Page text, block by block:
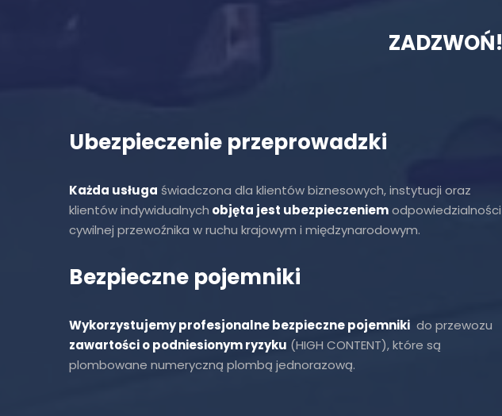
ZADZWOŃ!
Ubezpieczenie przeprowadzki
Każda usługa świadczona dla klientów biznesowych, instytucji oraz
klientów indywidualnych objęta jest ubezpieczeniemodpowiedzialności
cywilnej przewoźnika w ruchu krajowym i międzynarodowym.
Bezpieczne pojemniki
Wykorzystujemy profesjonalne bezpieczne pojemniki do przewozu
zawartości o podniesionym ryzyku (HIGH CONTENT), które są
plombowane numeryczną plombą jednorazową.